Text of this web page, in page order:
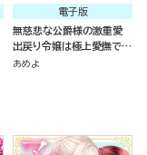
電子版
無慈悲な公爵様の激重愛
出戻り令嬢は極上愛撫でハ
メ堕とされる（分冊版）
あめよ